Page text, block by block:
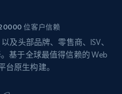
位客户信赖
及头部品牌、零售商、ISV、
基于全球最值得信赖的 Web
台原生构建。